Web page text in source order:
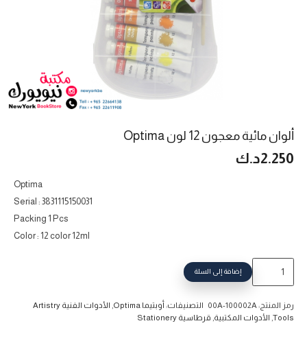
ألوان مائية معجون 12 لون Optima
2.250د.ك
Optima
Serial : 3831115150031
Packing 1 Pcs
Color : 12 color 12ml
ألوان
معجون
إضافة إلى السلة
رمز المنتج: 00A-100002A التصنيفات: أوبتيما Optima
الأدوات الفنية Artistry
Tools الأدوات المكتبية قرطاسية Stationery